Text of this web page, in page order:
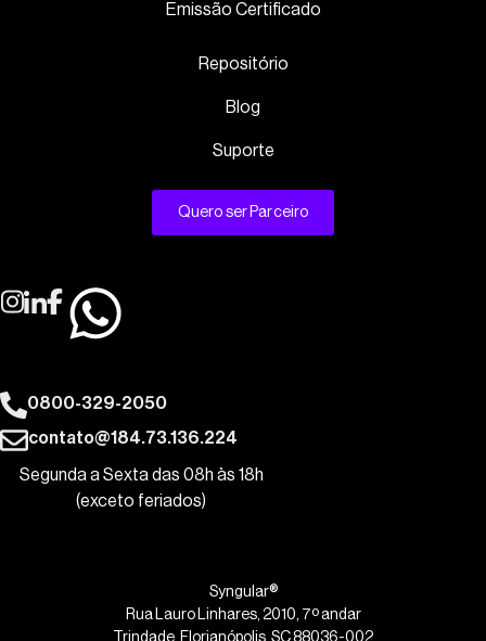
Emissão Certificado
Repositório
Blog
Suporte
Quero ser Parceiro
0800-329-2050
contato@184.73.136.224
Segunda a Sexta das 08h às 18h
(exceto feriados)
Syngular®
Rua Lauro Linhares, 2010, 7º andar